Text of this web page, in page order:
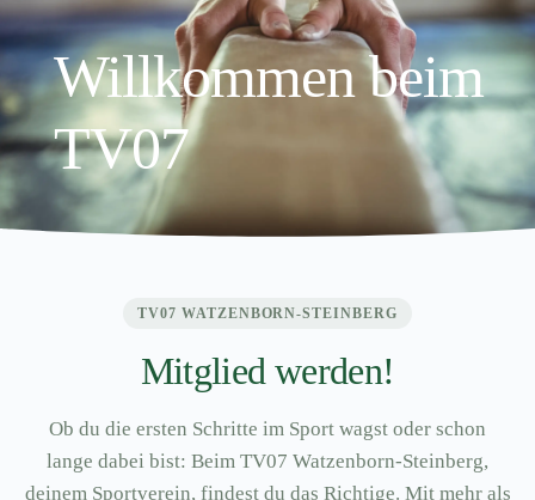
Willkommen beim
TV07
TV07 WATZENBORN-STEINBERG
Mitglied werden!
Ob du die ersten Schritte im Sport wagst oder schon
lange dabei bist: Beim TV07 Watzenborn-Steinberg,
deinem Sportverein, findest du das Richtige. Mit mehr als